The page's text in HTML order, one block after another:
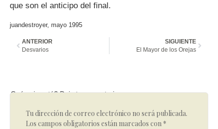
que son el anticipo del final.
juandestroyer, mayo 1995
ANTERIOR
Desvarios
SIGUIENTE
El Mayor de los Orejas
Qué opinas tú? Deja tu comentario
Tu dirección de correo electrónico no será publicada.
Los campos obligatorios están marcados con *